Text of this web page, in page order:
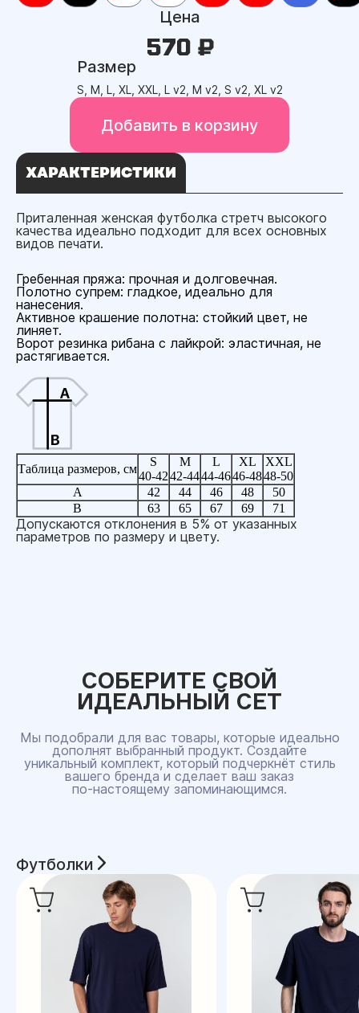
Цена
570 ₽
Размер
S, M, L, XL, XXL, L v2, M v2, S v2, XL v2
Добавить в корзину
ХАРАКТЕРИСТИКИ
Приталенная женская футболка стретч высокого
качества идеально подходит для всех основных
видов печати.
Гребенная пряжа: прочная и долговечная.
Полотно супрем: гладкое, идеально для
нанесения.
Активное крашение полотна: стойкий цвет, не
линяет.
Ворот резинка рибана с лайкрой: эластичная, не
растягивается.
Таблица размеров, см
S
40-42
M
42-44
L
44-46
XL
46-48
XXL
48-50
A
42 44 46 48
50
B
63 65 67 69 71
Допускаются отклонения в 5% от указанных
параметров по размеру и цвету.
СОБЕРИТЕ СВОЙ
ИДЕАЛЬНЫЙ СЕТ
Мы подобрали для вас товары, которые идеально
дополнят выбранный продукт. Создайте
уникальный комплект, который подчеркнёт стиль
вашего бренда и сделает ваш заказ
по‑настоящему запоминающимся.
Футболки